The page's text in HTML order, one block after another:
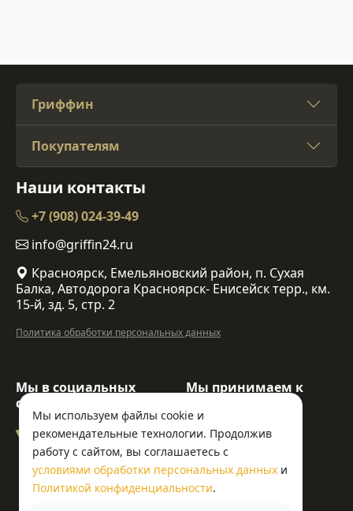
Мы используем файлы cookie и
рекомендательные технологии. Продолжив
работу с сайтом, вы соглашаетесь с
условиями обработки персональных данных и
Политикой конфиденциальности.
Гриффин
Покупателям
Наши контакты
+7 (908) 024-39-49
info@griffin24.ru
Красноярск, Емельяновский район, п. Сухая
Балка, Автодорога Красноярск- Енисейск терр., км.
15-й, зд. 5, стр. 2
Политика обработки персональных данных
Мы в социальных
сетях:
Мы принимаем к
© ООО «Гриффин»